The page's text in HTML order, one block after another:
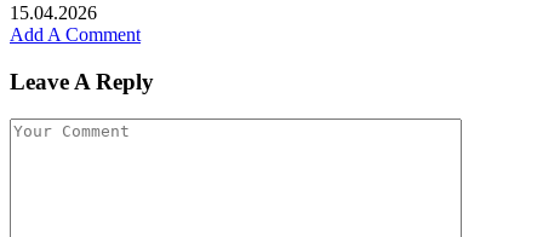
15.04.2026
Add A Comment
Leave A Reply